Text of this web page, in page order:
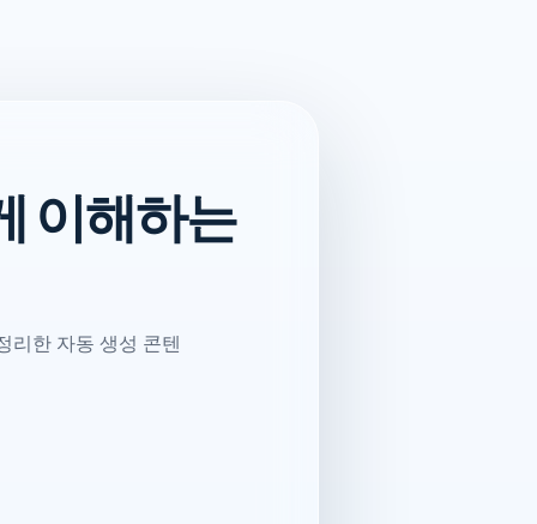
이해하는
리한 자동 생성 콘텐